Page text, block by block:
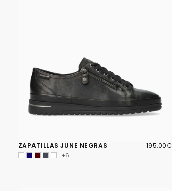
ZAPATILLAS JUNE NEGRAS 195,00€
PRECIO
195,00€
+6